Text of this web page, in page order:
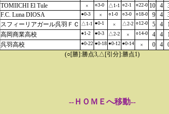
TOMIICHI El Tule × ○3-0 △1-1 ○2-1 ○22-0 10 4
F.C. Luna DIOSA ●0-3 × ○1-0 ○3-0 ○18-0 9 4
スフィーリアガール呉羽ＦＣ △1-1 ●0-1 × △2-2 ○12-0 5 4
高岡商業高校 ●1-2 ●0-3 △2-2 × ○14-0 4 4
呉羽高校 ●0-22 ●0-18 ●0-12 ●0-14 × 0 4
(○[勝]:勝点3,△[引分]:勝点1)
--ＨＯＭＥへ移動--